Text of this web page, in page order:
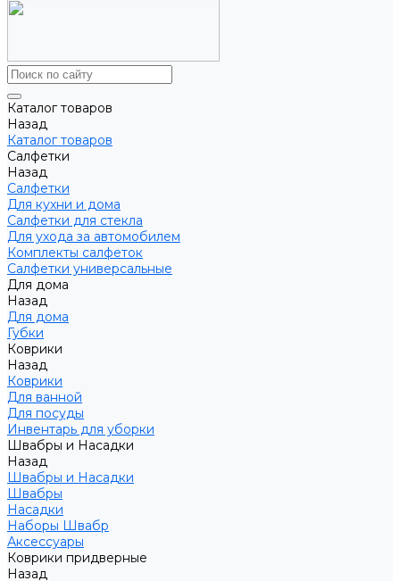
Каталог товаров
Назад
Каталог товаров
Салфетки
Назад
Салфетки
Для кухни и дома
Салфетки для стекла
Для ухода за автомобилем
Комплекты салфеток
Салфетки универсальные
Для дома
Назад
Для дома
Губки
Коврики
Назад
Коврики
Для ванной
Для посуды
Инвентарь для уборки
Швабры и Насадки
Назад
Швабры и Насадки
Швабры
Насадки
Наборы Швабр
Аксессуары
Коврики придверные
Назад